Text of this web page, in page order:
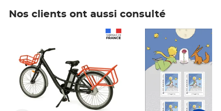
Nos clients ont aussi consulté
Prix 7,50€